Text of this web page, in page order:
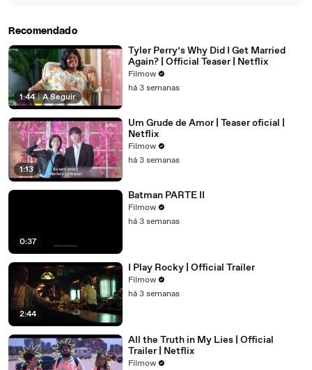
Recomendado
1:44 | A Seguir
Tyler Perry’s Why Did I Get Married
Again? | Official Teaser | Netflix
Filmow
há 3 semanas
1:13
Um Grude de Amor | Teaser oficial |
Netflix
Filmow
há 3 semanas
0:37
Batman PARTE II
Filmow
há 3 semanas
2:44
I Play Rocky | Official Trailer
Filmow
há 3 semanas
All the Truth in My Lies | Official
Trailer | Netflix
Filmow